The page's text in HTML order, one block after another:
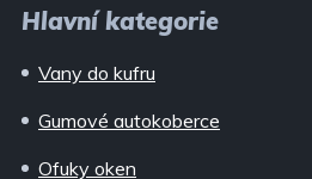
Hlavní kategorie
Vany do kufru
Gumové autokoberce
Ofuky oken